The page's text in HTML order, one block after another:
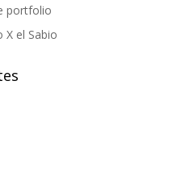
portfolio
X el Sabio